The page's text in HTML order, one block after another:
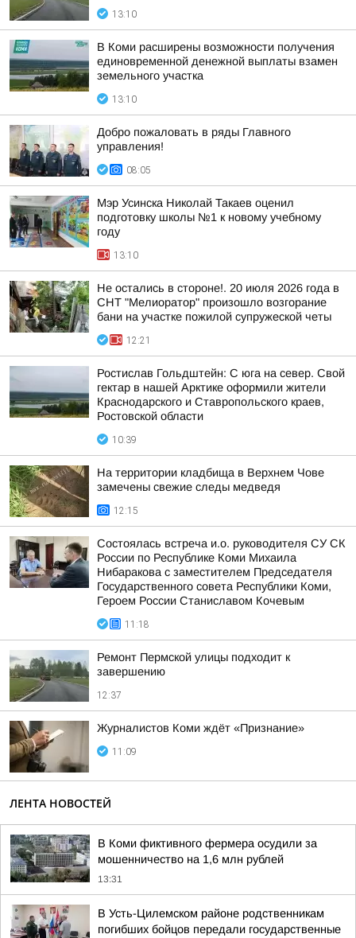
13:10
В Коми расширены возможности получения
единовременной денежной выплаты взамен
земельного участка
13:10
Добро пожаловать в ряды Главного
управления!
08:05
Мэр Усинска Николай Такаев оценил
подготовку школы №1 к новому учебному
году
13:10
Не остались в стороне!. 20 июля 2026 года в
СНТ "Мелиоратор" произошло возгорание
бани на участке пожилой супружеской четы
12:21
Ростислав Гольдштейн: С юга на север. Свой
гектар в нашей Арктике оформили жители
Краснодарского и Ставропольского краев,
Ростовской области
10:39
На территории кладбища в Верхнем Чове
замечены свежие следы медведя
12:15
Состоялась встреча и.о. руководителя СУ СК
России по Республике Коми Михаила
Нибаракова с заместителем Председателя
Государственного совета Республики Коми,
Героем России Станиславом Кочевым
11:18
Ремонт Пермской улицы подходит к
завершению
12:37
Журналистов Коми ждёт «Признание»
11:09
ЛЕНТА НОВОСТЕЙ
В Коми фиктивного фермера осудили за
мошенничество на 1,6 млн рублей
13:31
В Усть-Цилемском районе родственникам
погибших бойцов передали государственные